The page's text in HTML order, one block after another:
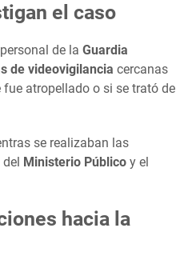
el caso
de la Guardia
de videovigilancia cercanas
atropellado o si se trató de
se realizaban las
Ministerio Público y el
hacia la